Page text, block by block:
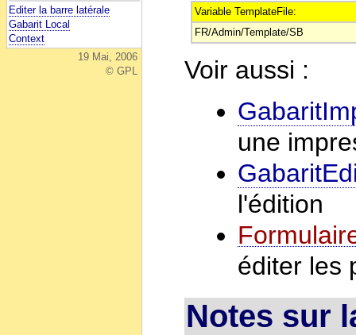
Editer la barre latérale
Gabarit Local
Context
19 Mai, 2006
© GPL
Variable TemplateFile:
FR/Admin/Template/SB
Voir aussi :
une
l'édition
éditer les
Notes sur